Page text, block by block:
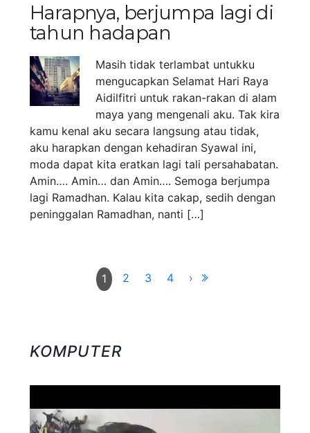
Harapnya, berjumpa lagi di
tahun hadapan
Masih tidak terlambat untukku
mengucapkan Selamat Hari Raya
Aidilfitri untuk rakan-rakan di alam
maya yang mengenali aku. Tak kira
kamu kenal aku secara langsung atau tidak,
aku harapkan dengan kehadiran Syawal ini,
moda dapat kita eratkan lagi tali persahabatan.
Amin…. Amin… dan Amin…. Semoga berjumpa
lagi Ramadhan. Kalau kita cakap, sedih dengan
peninggalan Ramadhan, nanti […]
1 2 3 4 ›
KOMPUTER